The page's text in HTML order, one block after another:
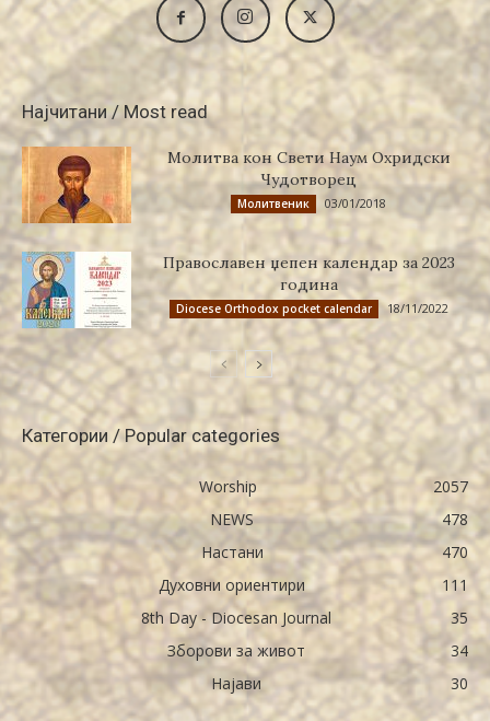
Најчитани / Most read
Молитва кон Свети Наум Охридски
Чудотворец
Молитвеник 03/01/2018
Православен џепен календар за 2023
година
Diocese Orthodox pocket calendar 18/11/2022
Категории / Popular categories
Worship
2057
NEWS
478
Настани
470
Духовни ориентири
111
8th Day - Diocesan Journal
35
Зборови за живот
34
Најави
30